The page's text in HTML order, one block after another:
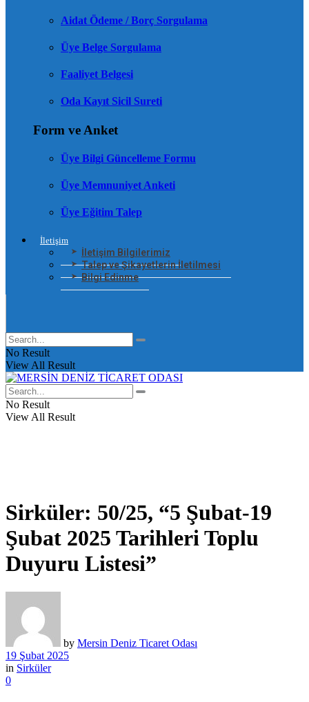
Aidat Ödeme / Borç Sorgulama
Üye Belge Sorgulama
Faaliyet Belgesi
Oda Kayıt Sicil Sureti
Form ve Anket
Üye Bilgi Güncelleme Formu
Üye Memnuniyet Anketi
Üye Eğitim Talep
İletişim
İletişim Bilgilerimiz
Talep ve Şikayetlerin İletilmesi
Bilgi Edinme
No Result
View All Result
No Result
View All Result
Sirküler: 50/25, “5 Şubat-19
Şubat 2025 Tarihleri Toplu
Duyuru Listesi”
by Mersin Deniz Ticaret Odası
19 Şubat 2025
in Sirküler
0